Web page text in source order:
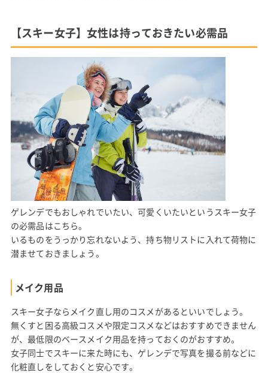
【スキー女子】女性は持っておきたい必需品
ゲレンデでもおしゃれでいたい、可愛くいたいというスキー女子
の必需品はこちら。
いるものをうっかり忘れないよう、持ち物リストに入れて荷物に
潜ませておきましょう。
メイク用品
スキー女子ならメイク直し用のコスメがあるといいでしょう。
無くすと困る高級コスメや限定コスメなどはおすすめできません
が、最低限のベースメイク用品を持っておくのがおすすめ。
女子同士でスキーに来た時にも、ゲレンデで写真を撮る前などに
化粧直しをしておくと安心です。